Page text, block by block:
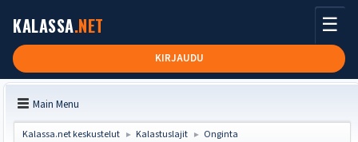
KALASSA.NET
KIRJAUDU
☰
Main Menu
Kalassa.net keskustelut ► Kalastuslajit ► Onginta